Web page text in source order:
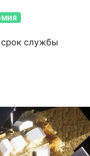
службы